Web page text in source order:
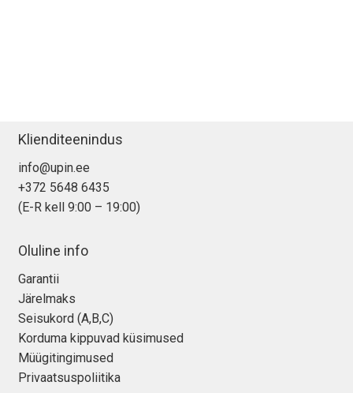
Klienditeenindus
info@upin.ee
+372 5648 6435
(E-R kell 9:00 – 19:00)
Oluline info
Garantii
Järelmaks
Seisukord (A,B,C)
Korduma kippuvad küsimused
Müügitingimused
Privaatsuspoliitika